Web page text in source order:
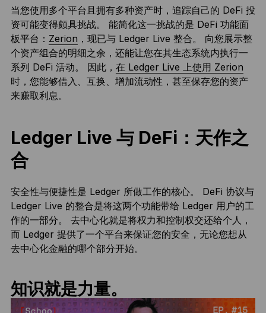
当您使用多个平台且拥有多种资产时，追踪自己的 DeFi 投
资可能变得颇具挑战。 能简化这一挑战的是 DeFi 功能面
板平台： Zerion ，现已与 Ledger Live 整合。 向您展示整
个资产组合的明细之余，还能让您在其生态系统内执行一
系列 DeFi 活动。 因此， 在 Ledger Live 上使用 Zerion
时，您能够借入、互换、增加流动性，甚至保存您的资产
来赚取利息。
Ledger Live 与 DeFi：天作之
合
安全性与便捷性是 Ledger 所做工作的核心。 DeFi 协议与
Ledger Live 的整合是将这两个功能带给 Ledger 用户的工
作的一部分。 去中心化就是将权力和控制权交还给个人，
而 Ledger 提供了一个平台来保证您的安全，无论您想从
去中心化金融的哪个部分开始。
知识就是力量。